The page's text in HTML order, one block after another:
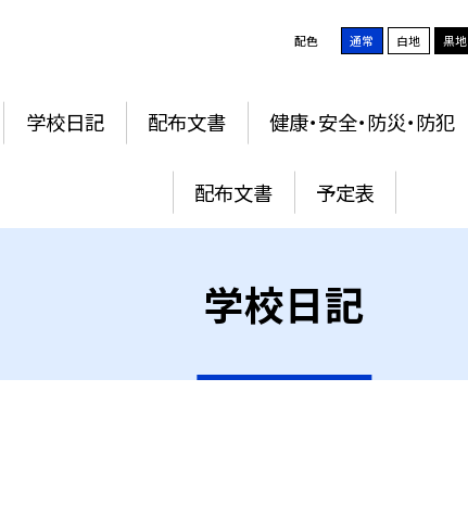
配色 通常 白地 黒地
学校日記 配布文書 健康・安全・防災・防犯
配布文書 予定表
学校日記